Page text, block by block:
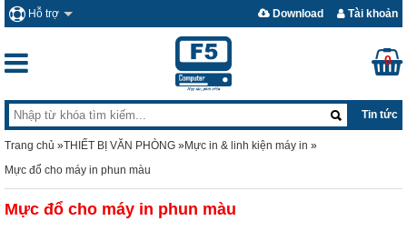
Hỗ trợ Tài khoản
Download
0
Tin tức
Trang chủ »THIẾT BỊ VĂN PHÒNG »Mực in & linh kiện máy in »
Mực đổ cho máy in phun màu
Mực đổ cho máy in phun màu